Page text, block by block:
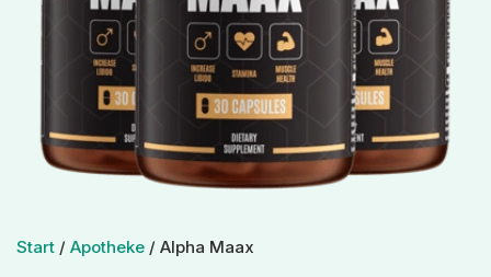
Start / Apotheke / Alpha Maax